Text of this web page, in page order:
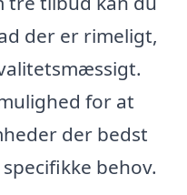
der er rimeligt,
for at
der bedst
behov.